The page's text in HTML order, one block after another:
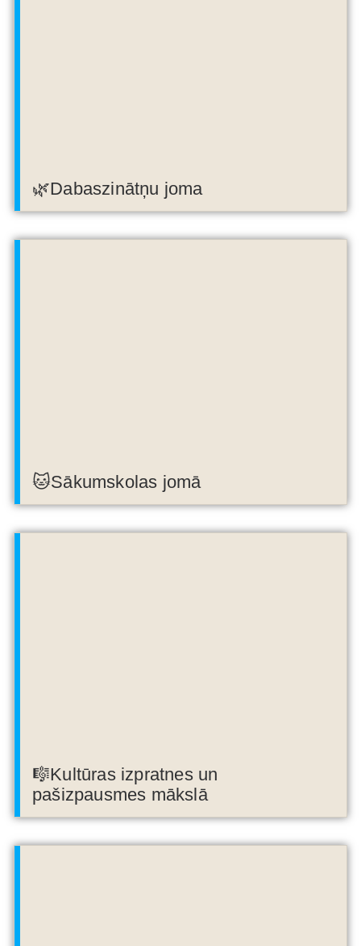
🌿Dabaszinātņu joma
🐱Sākumskolas jomā
🎼Kultūras izpratnes un
pašizpausmes mākslā